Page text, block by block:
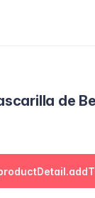
de